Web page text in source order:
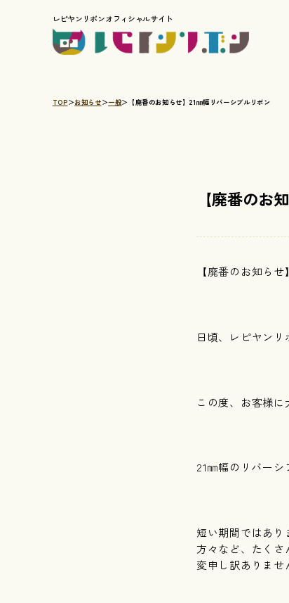
レピヤンリボンオフィシャルサイト
TOP お知らせ 一般 【廃番のお知らせ】21㎜幅リバーシブルリボン
【廃番のお
【廃番のお知ら
日頃、レピヤンリ
この度、お客様に
21㎜幅のリバー
短い期間ではあ
方々など、たく
変申し訳ありませ